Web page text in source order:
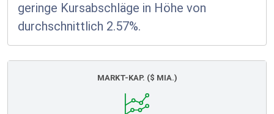
geringe Kursabschläge in Höhe von
durchschnittlich 2.57%.
MARKT-KAP. ($ MIA.)